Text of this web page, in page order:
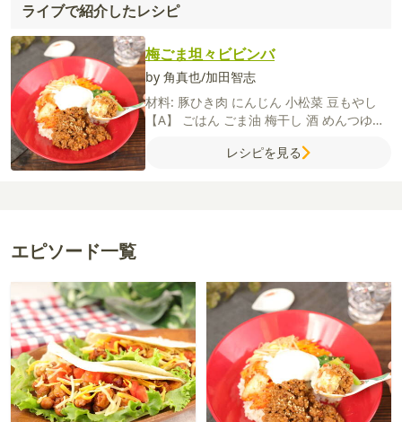
ライブで紹介したレシピ
梅ごま坦々ビビンバ
by 角真也/加田智志
材料: 豚ひき肉 にんじん 小松菜 豆もやし
【A】
ごはん ごま油 梅干し 酒 めんつゆ
（すりおろし）にんにく（すりおろし）
レシピを見る
エピソード一覧